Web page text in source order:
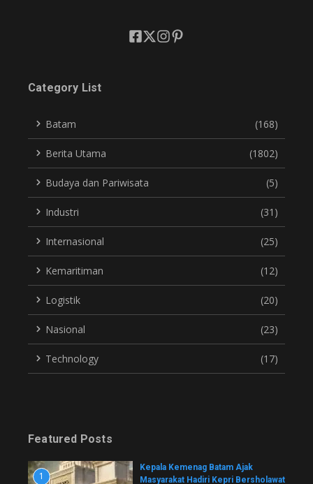
Category List
Batam (168)
Berita Utama (1802)
Budaya dan Pariwisata (5)
Industri (31)
Internasional (25)
Kemaritiman (12)
Logistik (20)
Nasional (23)
Technology (17)
Featured Posts
1
Kepala Kemenag Batam Ajak
Masyarakat Hadiri Kepri Bersholawat